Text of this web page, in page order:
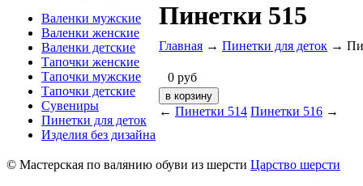
Валенки мужские
Валенки женские
Валенки детские
Тапочки женские
Тапочки мужские
Тапочки детские
Сувениры
Пинетки для деток
Изделия без дизайна
Пинетки 515
Главная → Пинетки для деток →
0 руб
← Пинетки 514 Пинетки 516 →
© Мастерская по валянию обуви из шерсти Царство шерсти